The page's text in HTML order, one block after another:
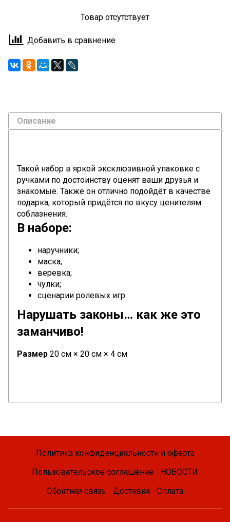
Товар отсутствует
Добавить в сравнение
Описание
Такой набор в яркой эксклюзивной упаковке с
ручками по достоинству оценят ваши друзья и
знакомые. Также он отлично подойдёт в качестве
подарка, который придётся по вкусу ценителям
соблазнения.
В наборе:
наручники;
маска;
веревка;
чулки;
сценарии ролевых игр.
Нарушать законы… как же это
заманчиво!
Размер 20 см × 20 см × 4 см
Политика конфиденциальности и оферта
Пользовательское соглашение
НОВОСТИ
Обратная связь
Доставка Оплата